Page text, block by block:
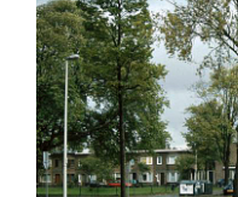
grotere
afbeelding